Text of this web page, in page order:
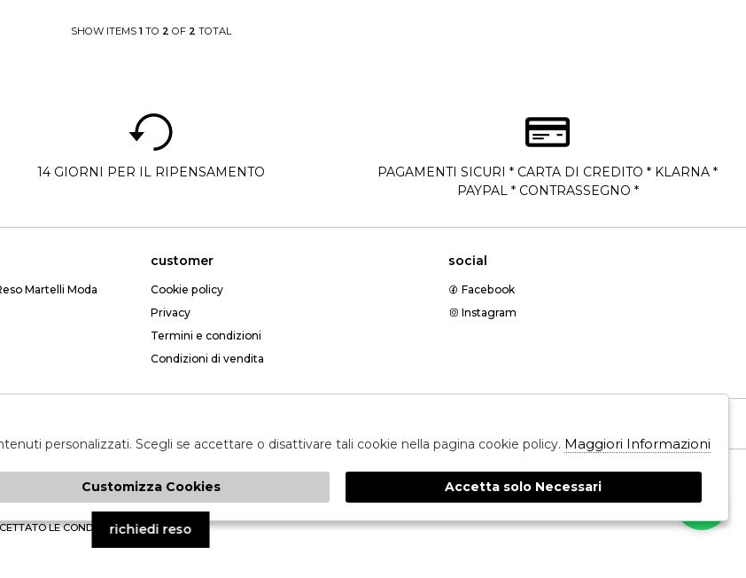
SHOW ITEMS 1TO 2 OF 2 TOTAL
14 GIORNI PER IL RIPENSAMENTO
PAGAMENTI SICURI * CARTA DI CREDITO * KLARNA *
PAYPAL * CONTRASSEGNO *
Martelli Moda
customer
Cookie policy
Privacy
Termini e condizioni
Condizioni di vendita
social
Facebook
Instagram
LE CONDIZIONI SULLA PRIVACY.
richiedi reso
personalizzati. Scegli se accettare o disattivare tali cookie nella pagina cookie policy. Maggiori Informazioni
Customizza Cookies Accetta solo Necessari